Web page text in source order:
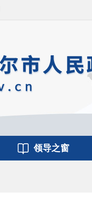
领导之窗